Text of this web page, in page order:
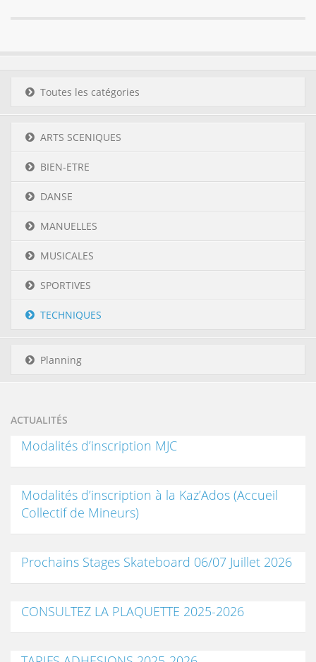
Toutes les catégories
ARTS SCENIQUES
BIEN-ETRE
DANSE
MANUELLES
MUSICALES
SPORTIVES
TECHNIQUES
Planning
ACTUALITÉS
Modalités d’inscription MJC
Modalités d’inscription à la Kaz’Ados (Accueil
Collectif de Mineurs)
Prochains Stages Skateboard 06/07 Juillet 2026
CONSULTEZ LA PLAQUETTE 2025-2026